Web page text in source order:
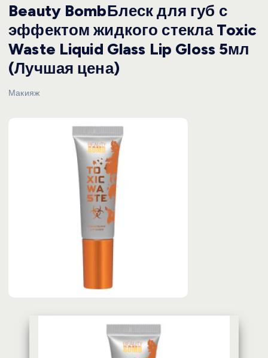
Beauty BombБлеск для губ с
эффектом жидкого стекла Toxic
Waste Liquid Glass Lip Gloss 5мл
(Лучшая цена)
Макияж